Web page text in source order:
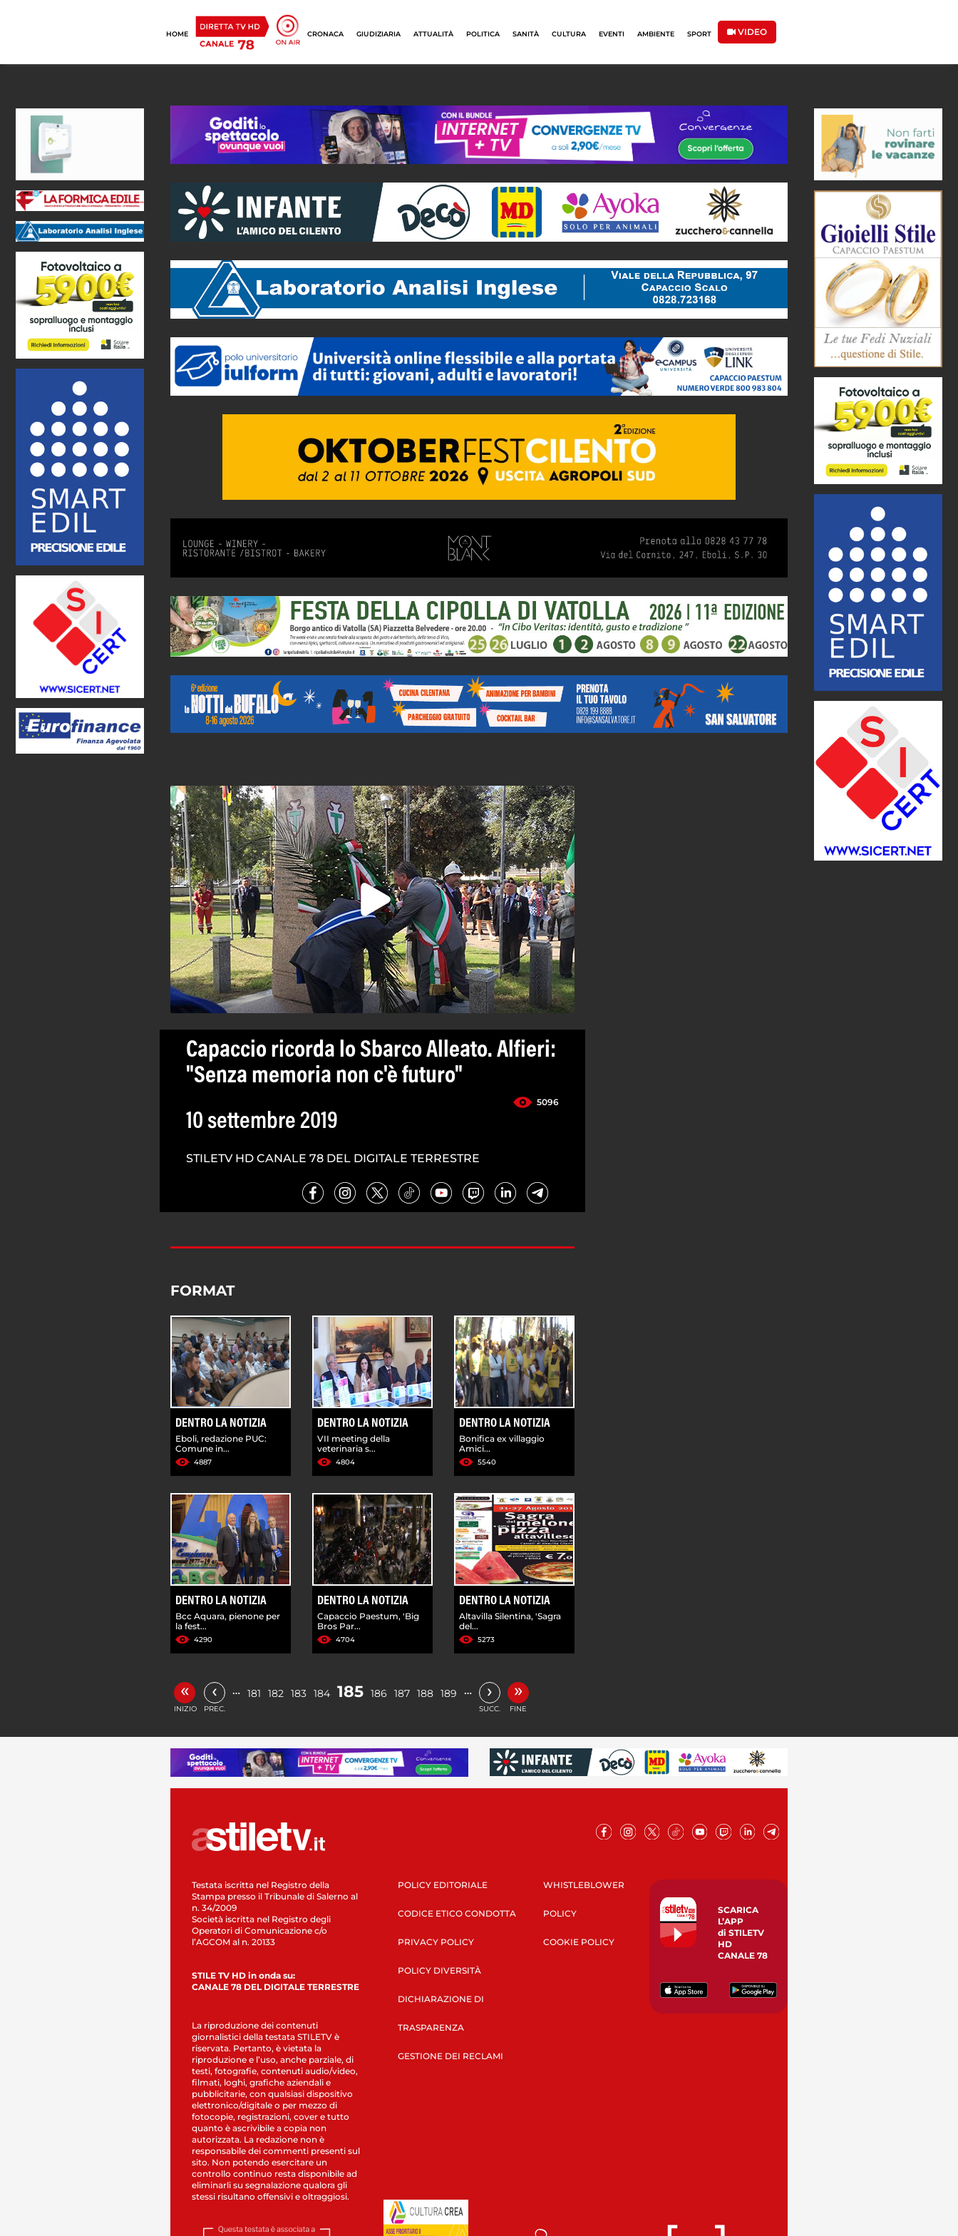
HOME CRONACA GIUDIZIARIA ATTUALITÀ POLITICA SANITÀ CULTURA EVENTI AMBIENTE SPORT VIDEO
Capaccio ricorda lo Sbarco Alleato. Alfieri:
"Senza memoria non c'è futuro"
5096
10 settembre 2019
STILETV HD CANALE 78 DEL DIGITALE TERRESTRE
FORMAT
DENTRO LA NOTIZIA
Eboli, redazione PUC:
Comune in...
4887
DENTRO LA NOTIZIA
VII meeting della
veterinaria s...
4804
DENTRO LA NOTIZIA
Bonifica ex villaggio
Amici...
5540
DENTRO LA NOTIZIA
Bcc Aquara, pienone per
la fest...
4290
DENTRO LA NOTIZIA
Capaccio Paestum, 'Big
Bros Par...
4704
DENTRO LA NOTIZIA
Altavilla Silentina, 'Sagra
del...
5273
«
INIZIO
‹
PREC.
… 181 182 183 184 185 186 187 188 189 … ›
SUCC.
»
FINE
Testata iscritta nel Registro della
Stampa presso il Tribunale di Salerno al
n. 34/2009
Società iscritta nel Registro degli
Operatori di Comunicazione c/o
l’AGCOM al n. 20133
STILE TV HD in onda su:
CANALE 78 DEL DIGITALE TERRESTRE
La riproduzione dei contenuti
giornalistici della testata STILETV è
riservata. Pertanto, è vietata la
riproduzione e l’uso, anche parziale, di
testi, fotografie, contenuti audio/video,
filmati, loghi, grafiche aziendali e
pubblicitarie, con qualsiasi dispositivo
elettronico/digitale o per mezzo di
fotocopie, registrazioni, cover e tutto
quanto è ascrivibile a copia non
autorizzata. La redazione non è
responsabile dei commenti presenti sul
sito. Non potendo esercitare un
controllo continuo resta disponibile ad
eliminarli su segnalazione qualora gli
stessi risultano offensivi e oltraggiosi.
POLICY EDITORIALE
CODICE ETICO CONDOTTA
PRIVACY POLICY
POLICY DIVERSITÀ
DICHIARAZIONE DI
TRASPARENZA
GESTIONE DEI RECLAMI
WHISTLEBLOWER
POLICY
COOKIE POLICY
SCARICA
L’APP
di STILETV
HD
CANALE 78